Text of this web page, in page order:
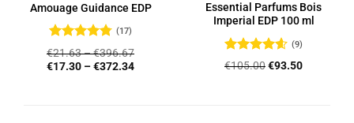
Amouage Guidance EDP
Įvertinimas:
4.76iš 5
(17)
€21.63–€396.67
€17.30 –€372.34
Essential Parfums Bois
Imperial EDP 100 ml
Įvertinimas:
(9)
€105.00Original
€93.50Current